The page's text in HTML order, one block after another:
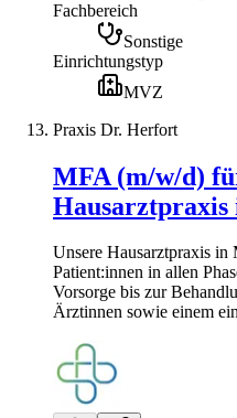
Fachbereich
Sonstige
Einrichtungstyp
MVZ
Praxis Dr. Herfort
MFA (m/w/d)
Unsere Hausarztpraxis in
Patient:innen in allen
Vorsorge bis zur
Ärztinnen sowie einem